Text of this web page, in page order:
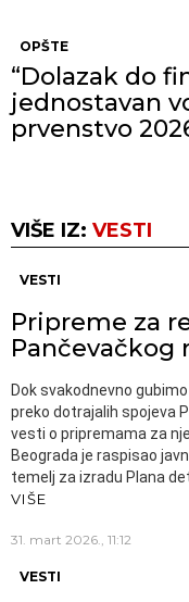
OPŠTE
“Dolazak do
jednostavan
prvenstvo
VIŠE IZ: VESTI
VESTI
Pripreme za
Pančevačkog
Dok svakodnevno
preko dotrajalih spojeva
vesti o pripremama za
Beograda je raspisao
temelj za izradu Plana
VIŠE
31. mart 2026., 11:12
VESTI